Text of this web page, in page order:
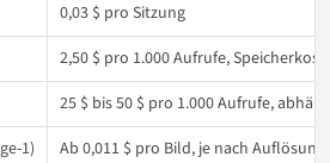
0,03 $ pro Sitzung
2,50 $ pro 1.000 Aufrufe,
25 $ bis 50 $ pro 1.000 Aufrufe,
1)
Ab 0,011 $ pro Bild, je nach